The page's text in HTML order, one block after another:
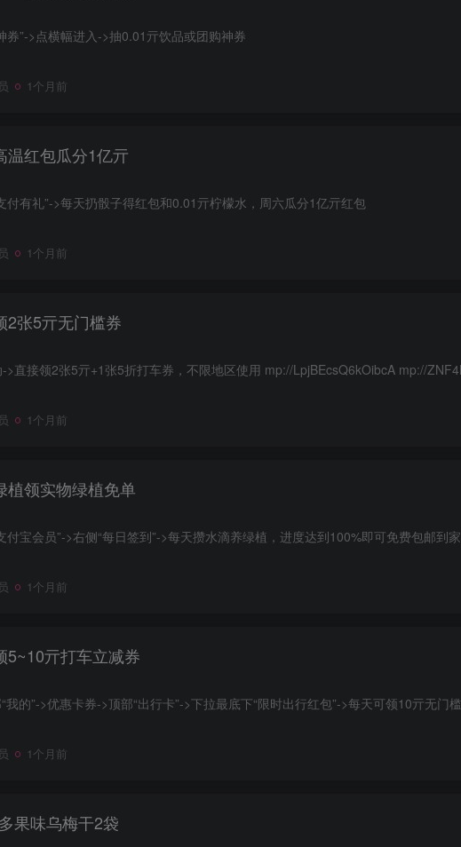
券”->点横幅进入->抽0.01亓饮品或团购神券
1个月前
温红包瓜分1亿亓
付有礼”->每天扔骰子得红包和0.01亓柠檬水，周六瓜分1亿亓红包
1个月前
2张5亓无门槛券
1个月前
植领实物绿植免单
付宝会员”->右侧“每日签到”->每天攒水滴养绿植，进度达到100%即可免费包邮到家
1个月前
5~10亓打车立减券
1个月前
果味乌梅干2袋